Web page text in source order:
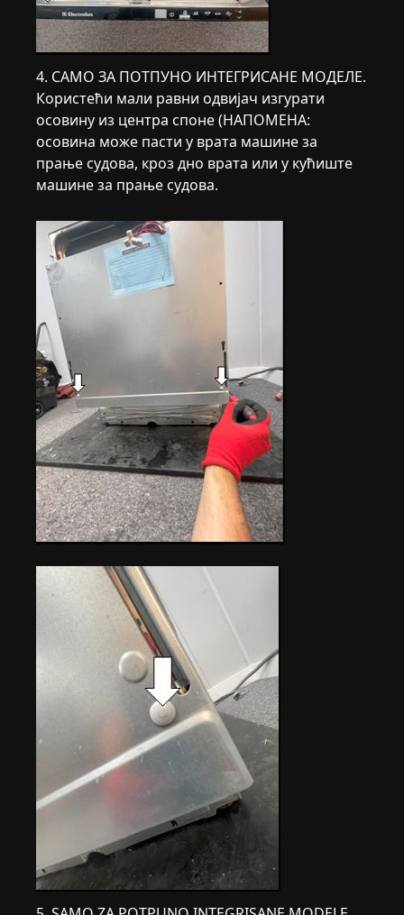
4. САМО ЗА ПОТПУНО ИНТЕГРИСАНЕ МОДЕЛЕ.
Користећи мали равни одвијач изгурати
осовину из центра споне (НАПОМЕНА:
осовина може пасти у врата машине за
прање судова, кроз дно врата или у кућиште
машине за прање судова.